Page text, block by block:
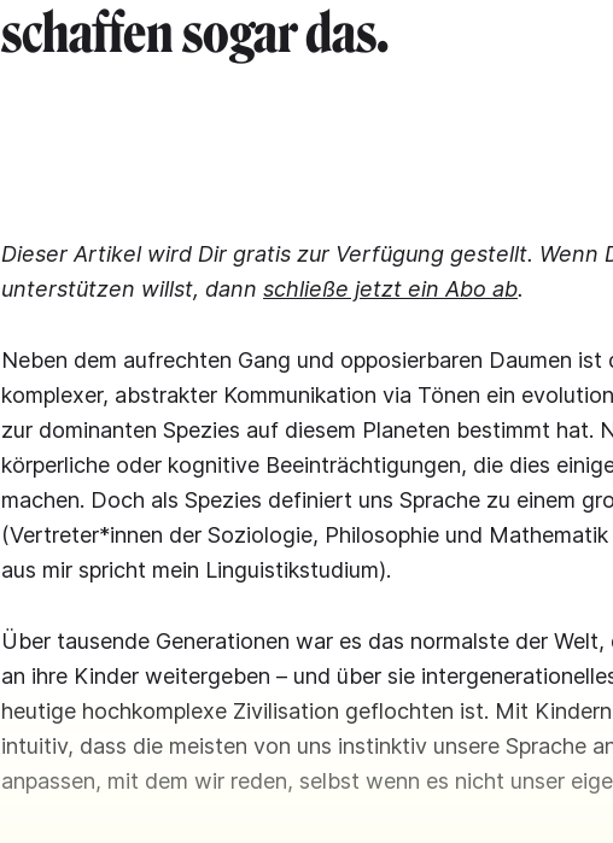
schaffen sogar das.
Dieser Artikel wird Dir gratis zur Verfügung gestellt. Wenn
unterstützen willst, dann schließe jetzt ein Abo ab.
Neben dem aufrechten Gang und opposierbaren Daumen ist
komplexer, abstrakter Kommunikation via Tönen ein
zur dominanten Spezies auf diesem Planeten bestimmt hat.
körperliche oder kognitive Beeinträchtigungen, die dies
machen. Doch als Spezies definiert uns Sprache zu einem
(Vertreter*innen der Soziologie, Philosophie und
aus mir spricht mein Linguistikstudium).
Über tausende Generationen war es das normalste der Welt,
an ihre Kinder weitergeben – und über sie
heutige hochkomplexe Zivilisation geflochten ist. Mit
intuitiv, dass die meisten von uns instinktiv unsere Sprache
anpassen, mit dem wir reden, selbst wenn es nicht unser